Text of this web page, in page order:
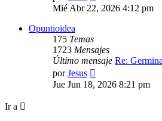
último
mensaje
Mié Abr 22, 2026 4:12 pm
Opuntioidea
175 Temas
1723 Mensajes
Último mensaje Re:
porJesus
último
Jue Jun 18, 2026 8:21 pm
Ir a